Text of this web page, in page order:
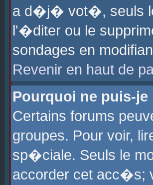
a d�j� vot�, seuls
l'�diter ou le
sondages en
Revenir en haut de
Pourquoi ne puis-
Certains forums
groupes. Pour voir,
sp�ciale. Seuls le
accorder cet acc�s;